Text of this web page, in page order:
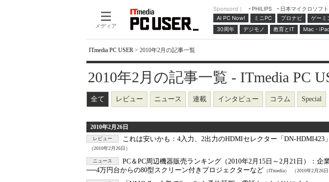
メディア
Sponsord｜ PHILIPS 日本マイクロソフト
AI PC Now!
ミニPC プロナビ ゲーミ
30周年
デジモノ 教育とIT Mac・
ITmedia PC USER > 2010年2月の記事一覧
2010年2月の記事一覧 - ITmedia PC
全て レビュー ニュース 連載 インタビュー コラム Special
2010年2月26日
レビュー これは安いかも： 4入力、2出力のHDMIセレクター「DN-HDMI423
（2010年2月26日）
ニュース PC＆PC周辺機器販売ランキング（2010年2月15日～2月21日）： 企
──4万円台からの80型スクリーン付きプロジェクターなど （ITmedia） （2010年2月26日